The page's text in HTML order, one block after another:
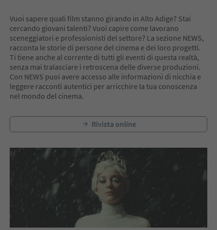
Vuoi sapere quali film stanno girando in Alto Adige? Stai
cercando giovani talenti? Vuoi capire come lavorano
sceneggiatori e professionisti del settore? La sezione NEWS,
racconta le storie di persone del cinema e dei loro progetti.
Ti tiene anche al corrente di tutti gli eventi di questa realtà,
senza mai tralasciare i retroscena delle diverse produzioni.
Con NEWS puoi avere accesso alle informazioni di nicchia e
leggere racconti autentici per arricchire la tua conoscenza
nel mondo del cinema.
Rivista online